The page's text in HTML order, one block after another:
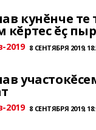
кунĕнче те
кĕртес ĕç
2019 8 СЕНТЯБРЯ 2019,
2019 8 СЕНТЯБРЯ 2019,